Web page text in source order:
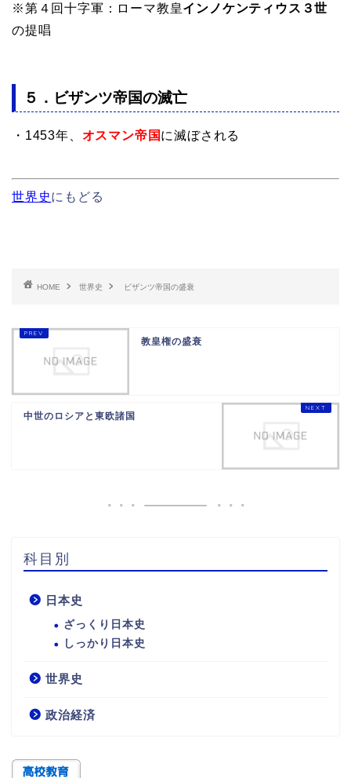
※第４回十字軍：ローマ教皇インノケンティウス３世
の提唱
５．ビザンツ帝国の滅亡
・1453年、 オスマン帝国に滅ぼされる
世界史にもどる
HOME 世界史 ビザンツ帝国の盛衰
教皇権の盛衰
中世のロシアと東欧諸国
科目別
日本史
ざっくり日本史
しっかり日本史
世界史
政治経済